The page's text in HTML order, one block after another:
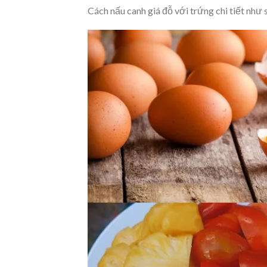
Cách nấu canh giá đỗ với trứng chi tiết như